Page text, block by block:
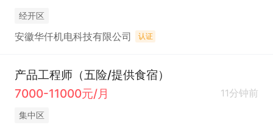
经开区
安徽华仟机电科技有限公司 认证
产品工程师（五险/提供食宿）
7000-11000元/月
11分钟前
集中区